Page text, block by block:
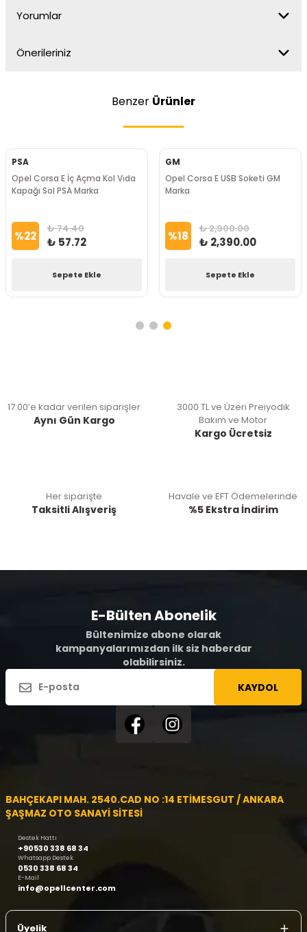
Yorumlar
Önerileriniz
Benzer Ürünler
PSA
Opel Corsa E İç Açma Kol Vi̇da
Kapağı Sol PSA Marka
%22 ₺ 74.40
₺ 57.72
Sepete Ekle
GM
Opel Corsa E USB Soketi GM
Marka
%18 ₺ 2,900.00
₺ 2,390.00
Sepete Ekle
17:00’e kadar verilen siparişler
Aynı Gün Kargo
3000 TL ve Üzeri Preiyodik
Bakım ve Motor
Kargo Ücretsiz
Her siparişte
Taksitli Alışveriş
Havale ve EFT Ödemelerinde
%5 Ekstra İndirim
E-Bülten Abonelik
Bültenimize abone olarak
kampanyalarımızdan ilk siz haberdar
olabilirsiniz.
KAYDOL
BAHÇEKAPI MAH. 2540.CAD NO :14 ETİMESGUT / ANKARA
ŞAŞMAZ OTO SANAYİ SİTESİ
Destek Hattı
+90530 338 68 34
Whatsapp Destek
0530 338 68 34
E-Mail
info@opellcenter.com
Üyelik